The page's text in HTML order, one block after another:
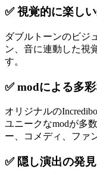
✅ 視覚的に楽し
ダブルトーンのビジ
ン、音に連動した視
す。
✅ modによる多
オリジナルの
ユニークなmodが多
ー、コメディ、ファ
✅ 隠し演出の発見